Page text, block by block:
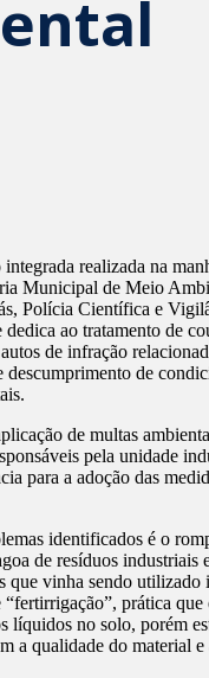
realizada na
Municipal de Meio
Polícia Científica e
dedica ao tratamento de
de infração
descumprimento de
de multas
pela unidade
para a adoção das
identificados é o
de resíduos industriais
que vinha sendo utilizado
prática que
líquidos no solo, porém
a qualidade do material